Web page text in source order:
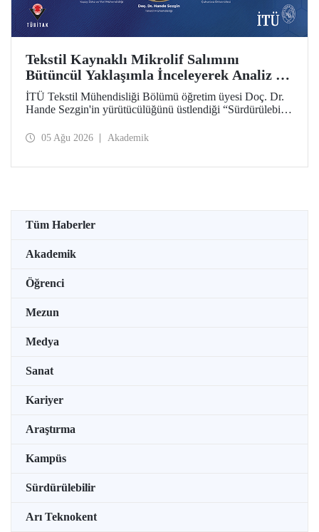
Tekstil Kaynaklı Mikrolif Salımını
Bütüncül Yaklaşımla İnceleyerek Analiz ve
Azaltım Stratejileri Geliştirecek Projeye
TÜBİTAK Desteği
İTÜ Tekstil Mühendisliği Bölümü öğretim üyesi Doç. Dr.
Hande Sezgin'in yürütücülüğünü üstlendiği “Sürdürülebilir
Koşullarına Bağlı Mikrolif Salımı: Aşınma, UV Maruziyeti
05 Ağu 2026 Akademik
Tüm Haberler
Akademik
Öğrenci
Mezun
Medya
Sanat
Kariyer
Araştırma
Kampüs
Sürdürülebilir
Arı Teknokent